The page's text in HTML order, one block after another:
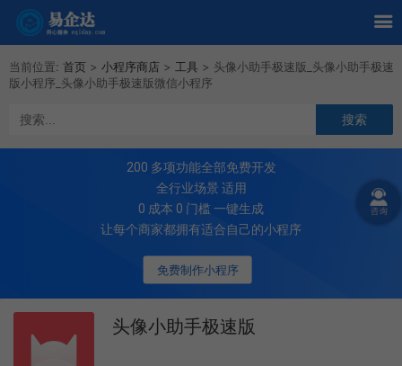
当前位置: 首页 > 小程序商店 > 工具 > 头像小助手极速版_头像小助手极速
版小程序_头像小助手极速版微信小程序
免费制作小程序
200 多项功能全部免费开发
全行业场景 适用
0 成本 0 门槛 一键生成
让每个商家都拥有适合自己的小程序
头像小助手极速版